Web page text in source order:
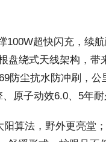
超快闪充，续
盘绕式天线架构，
防尘抗水防冲刷，
原子动效6.0、5年耐
算法，野外更亮堂